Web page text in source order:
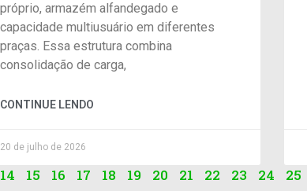
próprio, armazém alfandegado e
capacidade multiusuário em diferentes
praças. Essa estrutura combina
consolidação de carga,
CONTINUE LENDO
20 de julho de 2026
14 15 16 17 18 19 20 21 22 23 24 25